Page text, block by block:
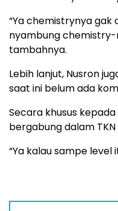
“Ya chemistrynya gak
nyambung chemistry-
tambahnya.
Lebih lanjut, Nusron
saat ini belum ada
Secara khusus
bergabung dalam
“Ya kalau sampe